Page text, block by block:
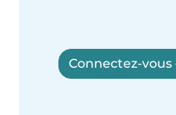
Connectez-